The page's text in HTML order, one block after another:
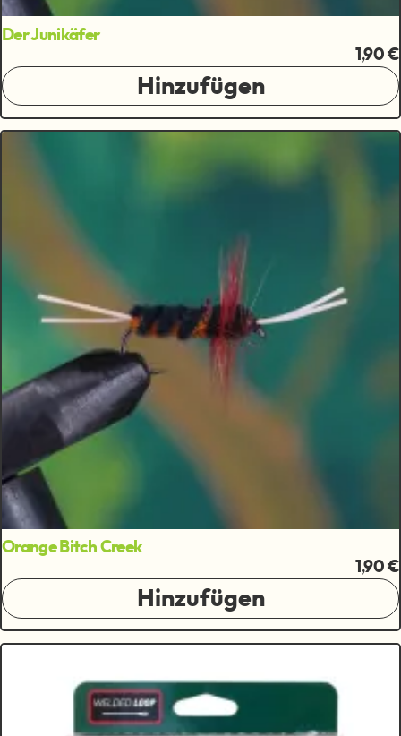
Der Junikäfer
1,90 €
Hinzufügen
Orange Bitch Creek
1,90 €
Hinzufügen